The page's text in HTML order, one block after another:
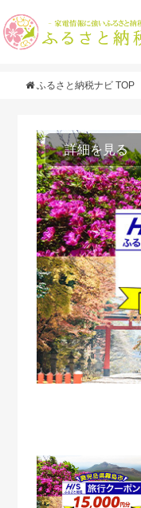
ふるさと納税ナビ TOP
詳細を見る